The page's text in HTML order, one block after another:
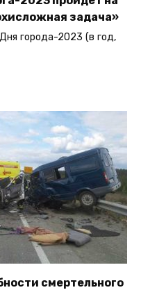
задача»
города-2023 (в год,
смертельного